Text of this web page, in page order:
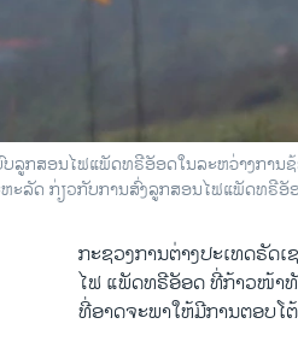
ລູກສອນໄຟແພັດທຣີອັອດໃນ​ລະ​ຫວ່າງ​ການ​
ະ​ລັດ ກ່ຽວ​ກັບ​ການ​ສົ່ງ​ລູກ​ສອນ​ໄຟ​ແພັດ​ທ​ຣີ​ອັ
ກະ​ຊວງ​ການ​ຕ່າງ​ປະ​ເທດ​ຣັດ​
ໄຟ ​ແພັດທ​ຣີ​ອັອດ ​ທີ່​ກ້າວ​ໜ້າ​ທັ
ທີ່​ອາດ​ຈະ​ພາ​ໃຫ້​ມີ​ການ​ຕອບ​ໂ